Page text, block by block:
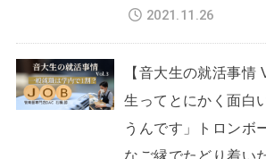
2021.11.26
【音大生の就活事情
生ってとにかく面白
うんです」トロンボ
なご縁でたどり着い